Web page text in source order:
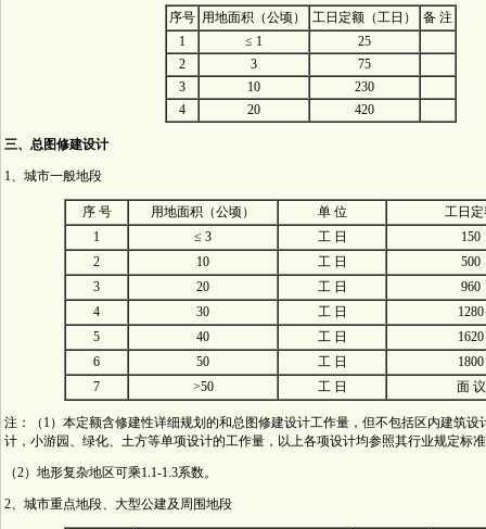
序号 用地面积（公顷） 工日定额（工日）
备 注
1
≤ 1
25
2
3
75
3
10
230
4
20 420
三、总图修建设计
1、城市一般地段
序 号 用地面积（公顷） 单 位
工日
1
≤ 3 工 日
150
2
10 工 日
500
3
20 工 日
960
4
30 工 日
1280
5
40 工 日
1620
6
50 工 日
1800
7
>50 工 日 面 议
注：（1）本定额含修建性详细规划的和总图修建设计工作量，但不包括区内建筑设
计，小游园、绿化、土方等单项设计的工作量，以上各项设计均参照其行业规定标
（2）地形复杂地区可乘1.1-1.3系数。
2、城市重点地段、大型公建及周围地段